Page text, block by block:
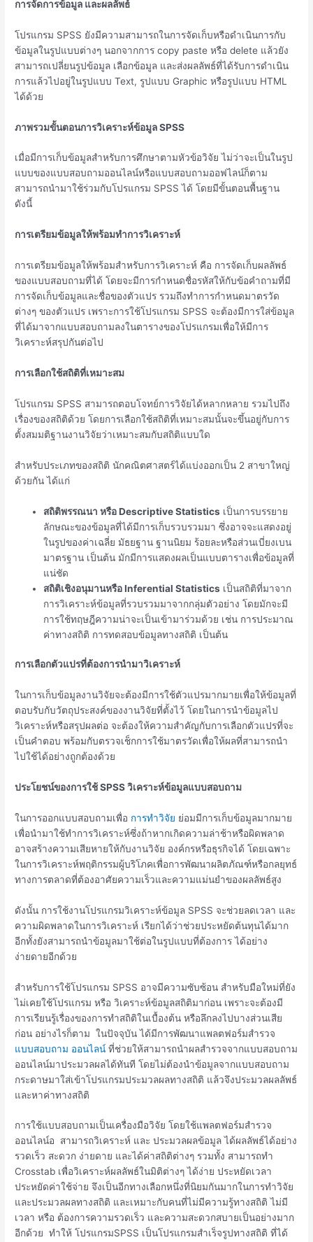
การจัดการข้อมูล และผลลัพธ์
โปรแกรม SPSS ยังมีความสามารถในการจัดเก็บหรือดำเนินการกับ
ข้อมูลในรูปแบบต่างๆ นอกจากการ copy paste หรือ delete แล้วยัง
สามารถเปลี่ยนรูปข้อมูล เลือกข้อมูล และส่งผลลัพธ์ที่ได้รับการดำเนิน
การแล้วไปอยู่ในรูปแบบ Text, รูปแบบ Graphic หรือรูปแบบ HTML
ได้ด้วย
ภาพรวมขั้นตอนการวิเคราะห์ข้อมูลSPSS
เมื่อมีการเก็บข้อมูลสำหรับการศึกษาตามหัวข้อวิจัย ไม่ว่าจะเป็นในรูป
แบบของแบบสอบถามออนไลน์หรือแบบสอบถามออฟไลน์ก็ตาม
สามารถนำมาใช้ร่วมกับโปรแกรม SPSS ได้ โดยมีขั้นตอนพื้นฐาน
ดังนี้
การเตรียมข้อมูลให้พร้อมทำการวิเคราะห์
การเตรียมข้อมูลให้พร้อมสำหรับการวิเคราะห์ คือ การจัดเก็บผลลัพธ์
ของแบบสอบถามที่ได้ โดยจะมีการกำหนดชื่อรหัสให้กับข้อคำถามที่มี
การจัดเก็บข้อมูลและชื่อของตัวแปร รวมถึงทำการกำหนดมาตรวัด
ต่างๆ ของตัวแปร เพราะการใช้โปรแกรม SPSS จะต้องมีการใส่ข้อมูล
ที่ได้มาจากแบบสอบถามลงในตารางของโปรแกรมเพื่อให้มีการ
วิเคราะห์สรุปกันต่อไป
การเลือกใช้สถิติที่เหมาะสม
โปรแกรม SPSS สามารถตอบโจทย์การวิจัยได้หลากหลาย รวมไปถึง
เรื่องของสถิติด้วย โดยการเลือกใช้สถิติที่เหมาะสมนั้นจะขึ้นอยู่กับการ
ตั้งสมมติฐานงานวิจัยว่าเหมาะสมกับสถิติแบบใด
สำหรับประเภทของสถิติ นักคณิตศาสตร์ได้แบ่งออกเป็น 2 สาขาใหญ่
ด้วยกัน ได้แก่
สถิติพรรณนา หรือDescriptive Statistics เป็นการบรรยาย
ลักษณะของข้อมูลที่ได้มีการเก็บรวบรวมมา ซึ่งอาจจะแสดงอยู่
ในรูปของค่าเฉลี่ย มัธยฐาน ฐานนิยม ร้อยละหรือส่วนเบี่ยงเบน
มาตรฐาน เป็นต้น มักมีการแสดงผลเป็นแบบตารางเพื่อข้อมูลที่
แน่ชัด
สถิติเชิงอนุมานหรือInferential Statistics เป็นสถิติที่มาจาก
การวิเคราะห์ข้อมูลที่รวบรวมมาจากกลุ่มตัวอย่าง โดยมักจะมี
การใช้ทฤษฎีความน่าจะเป็นเข้ามาร่วมด้วย เช่น การประมาณ
ค่าทางสถิติ การทดสอบข้อมูลทางสถิติ เป็นต้น
การเลือกตัวแปรที่ต้องการนำมาวิเคราะห์
ในการเก็บข้อมูลงานวิจัยจะต้องมีการใช้ตัวแปรมากมายเพื่อให้ข้อมูลที่
ตอบรับกับวัตถุประสงค์ของงานวิจัยที่ตั้งไว้ โดยในการนำข้อมูลไป
วิเคราะห์หรือสรุปผลต่อ จะต้องให้ความสำคัญกับการเลือกตัวแปรที่จะ
เป็นคำตอบ พร้อมกับตรวจเช็กการใช้มาตรวัดเพื่อให้ผลที่สามารถนำ
ไปใช้ได้อย่างถูกต้องด้วย
ประโยชน์ของการใช้SPSS วิเคราะห์ข้อมูลแบบสอบถาม
ในการออกแบบสอบถามเพื่อ การทำวิจัย ย่อมมีการเก็บข้อมูลมากมาย
เพื่อนำมาใช้ทำการวิเคราะห์ซึ่งถ้าหากเกิดความล่าช้าหรือผิดพลาด
อาจสร้างความเสียหายให้กับงานวิจัย องค์กรหรือธุรกิจได้ โดยเฉพาะ
ในการวิเคราะห์พฤติกรรมผู้บริโภคเพื่อการพัฒนาผลิตภัณฑ์หรือกลยุทธ์
ทางการตลาดที่ต้องอาศัยความเร็วและความแม่นยำของผลลัพธ์สูง
ดังนั้น การใช้งานโปรแกรมวิเคราะห์ข้อมูล SPSS จะช่วยลดเวลา และ
ความผิดพลาดในการวิเคราะห์ เรียกได้ว่าช่วยประหยัดต้นทุนได้มาก
อีกทั้งยังสามารถนำข้อมูลมาใช้ต่อในรูปแบบที่ต้องการ ได้อย่าง
ง่ายดายอีกด้วย
สำหรับการใช้โปรแกรม SPSS อาจมีความซับซ้อน สำหรับมือใหม่ที่ยัง
ไม่เคยใช้โปรแกรม หรือ วิเคราะห์ข้อมูลสถิติมาก่อน เพราะจะต้องมี
การเรียนรู้เรื่องของการทำสถิติในเบื้องต้น หรือลึกลงไปบางส่วนเสีย
ก่อน อย่างไรก็ตาม ในปัจจุบัน ได้มีการพัฒนาแพลตฟอร์มสำรวจ
แบบสอบถาม ออนไลน์ที่ช่วยให้สามารถนำผลสำรวจจากแบบสอบถาม
ออนไลน์มาประมวลผลได้ทันที โดยไม่ต้องนำข้อมูลจากแบบสอบถาม
กระดาษมาใส่เข้าโปรแกรมประมวลผลทางสถิติ แล้วจึงประมวลผลลัพธ์
และหาค่าทางสถิติ
การใช้แบบสอบถามเป็นเครื่องมือวิจัย โดยใช้แพลตฟอร์มสำรวจ
ออนไลน์อ สามารถวิเคราะห์ และ ประมวลผลข้อมูล ได้ผลลัพธ์ได้อย่าง
รวดเร็ว สะดวก ง่ายดาย และได้ค่าสถิติต่างๆ รวมทั้ง สามารถทำ
Crosstab เพื่อวิเคราะห์ผลลัพธ์ในมิติต่างๆ ได้ง่าย ประหยัดเวลา
ประหยัดค่าใช้จ่าย จึงเป็นอีกทางเลือกหนึ่งที่นิยมกันมากในการทำวิจัย
และประมวลผลทางสถิติ และเหมาะกับคนที่ไม่มีความรู้ทางสถิติ ไม่มี
เวลา หรือ ต้องการความรวดเร็ว และความสะดวกสบายเป็นอย่างมาก
อีกด้วย ทำให้ โปรแกรมSPSS เป็นโปรแกรมสำเร็จรูปทางสถิติ ที่ได้